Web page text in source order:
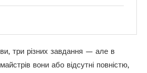
три різних завдання — але в
вони або відсутні повністю,